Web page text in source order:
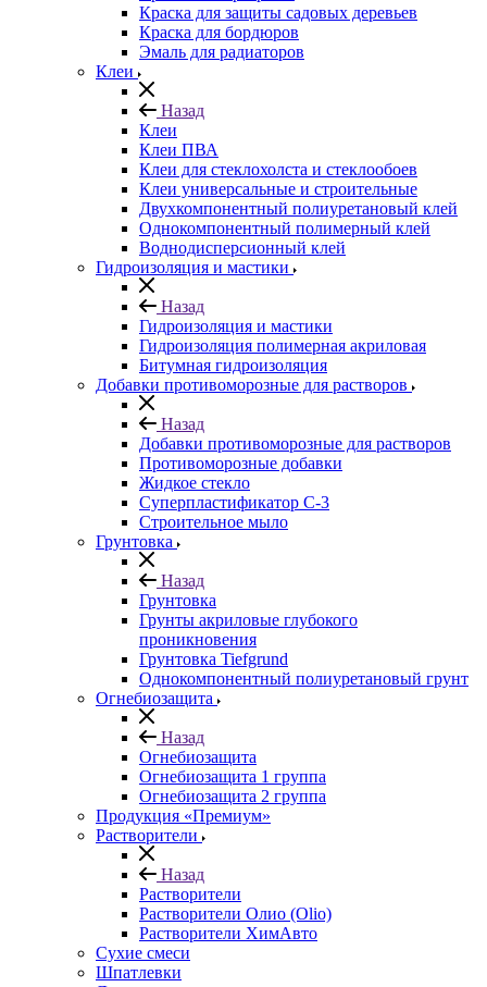
Краска для защиты садовых деревьев
⁠Краска для бордюров
Эмаль для радиаторов
Клеи
Назад
Клеи
Клеи ПВА
Клеи для стеклохолста и стеклообоев
Клеи универсальные и строительные
Двухкомпонентный полиуретановый клей
Однокомпонентный полимерный клей
Воднодисперсионный клей
Гидроизоляция и мастики
Назад
Гидроизоляция и мастики
Гидроизоляция полимерная акриловая
Битумная гидроизоляция
Добавки противоморозные для растворов
Назад
Добавки противоморозные для растворов
Противоморозные добавки
Жидкое стекло
Суперпластификатор С-3
Строительное мыло
Грунтовка
Назад
Грунтовка
Грунты акриловые глубокого
проникновения
Грунтовка Tiefgrund
Однокомпонентный полиуретановый грунт
Огнебиозащита
Назад
Огнебиозащита
Огнебиозащита 1 группа
Огнебиозащита 2 группа
Продукция «Премиум»
Растворители
Назад
Растворители
Растворители Олио (Olio)
Растворители ХимАвто
Сухие смеси
Шпатлевки